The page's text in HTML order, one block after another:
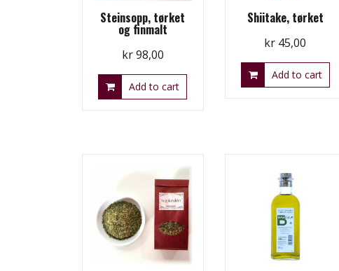
Steinsopp, tørket
og finmalt
kr98,00
Add to cart
Shiitake, tørket
kr 45,00
Add to cart